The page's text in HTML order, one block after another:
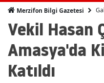
Merzifon Bilgi Gazetesi
Vekil Hasan
Amasya'da
Katıldı